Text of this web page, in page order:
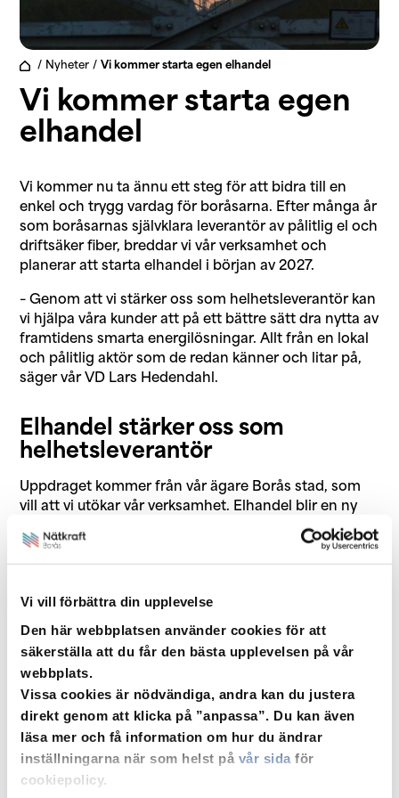
Vi vill förbättra din upplevelse
Den här webbplatsen använder cookies för att
säkerställa att du får den bästa upplevelsen på vår
webbplats.
Vissa cookies är nödvändiga, andra kan du justera
direkt genom att klicka på ”anpassa”. Du kan även
läsa mer och få information om hur du ändrar
inställningarna när som helst på vår sida för
cookiepolicy.
/ Nyheter / Vi kommer starta egen elhandel
Vi kommer starta egen
elhandel
Vi kommer nu ta ännu ett steg för att bidra till en
enkel och trygg vardag för boråsarna. Efter många år
som boråsarnas självklara leverantör av pålitlig el och
driftsäker fiber, breddar vi vår verksamhet och
planerar att starta elhandel i början av 2027.
– Genom att vi stärker oss som helhetsleverantör kan
vi hjälpa våra kunder att på ett bättre sätt dra nytta av
framtidens smarta energilösningar. Allt från en lokal
och pålitlig aktör som de redan känner och litar på,
säger vår VD Lars Hedendahl.
Elhandel stärker oss som
helhetsleverantör
Uppdraget kommer från vår ägare Borås stad, som
vill att vi utökar vår verksamhet. Elhandel blir en ny
verksamhetsgren, som tillsammans med elnät och
fiber stärker vår roll som helhetsleverantör.
Bättre stöd i framtidens smarta
tjänster
Utvecklingen på energimarknaden går snabbt och att
starta elhandel är ett viktigt steg för att göra det
enkelt för hushåll och företag att förstå den el de
använder genom en trygg och öppen elhandel och
samtidigt kunna möta efterfrågan på framtidens
smarta tjänster.
– Det här gör vi för våra kunders bästa. Med elhandel